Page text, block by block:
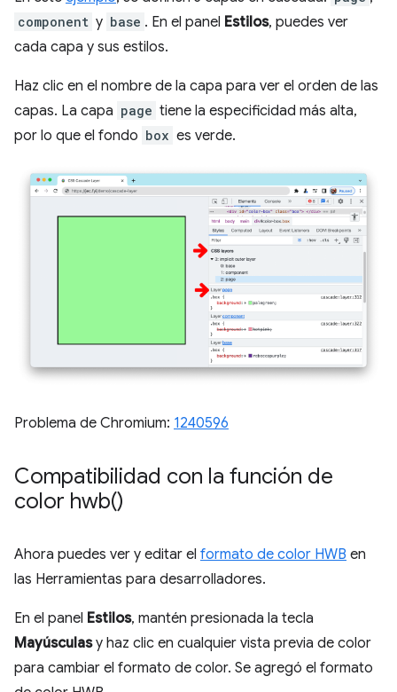
component y base . En el panel Estilos, puedes ver
cada capa y sus estilos.
Haz clic en el nombre de la capa para ver el orden de las
capas. La capa page tiene la especificidad más alta,
por lo que el fondo box es verde.
Problema de Chromium: 1240596
Compatibilidad con la función de
color hwb()
Ahora puedes ver y editar el formato de color HWB en
las Herramientas para desarrolladores.
En el panel Estilos, mantén presionada la tecla
Mayúsculasy haz clic en cualquier vista previa de color
para cambiar el formato de color. Se agregó el formato